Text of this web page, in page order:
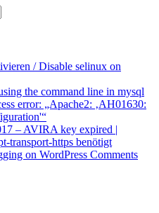
/ Disable selinux on
the command line in mysql
error: „Apache2: ‚AH01630:
– AVIRA key expired |
transport-https benötigt
on WordPress Comments